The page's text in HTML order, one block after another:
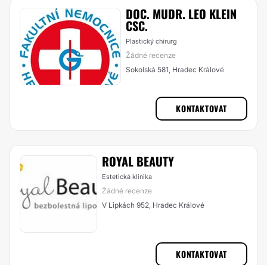
DOC. MUDR. LEO KLEIN
CSC.
Plastický chirurg
Žádné recenze
Sokolská 581, Hradec Králové
KONTAKTOVAT
ROYAL BEAUTY
Estetická klinika
Žádné recenze
V Lipkách 952, Hradec Králové
KONTAKTOVAT